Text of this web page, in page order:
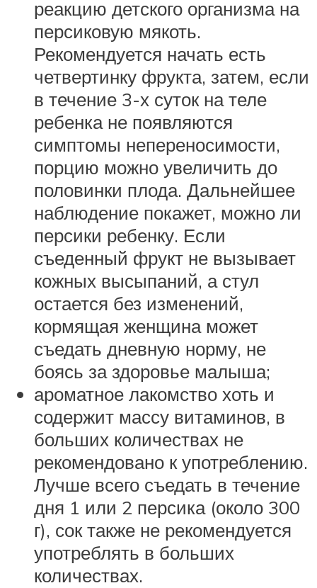
реакцию детского организма на
персиковую мякоть.
Рекомендуется начать есть
четвертинку фрукта, затем, если
в течение 3-х суток на теле
ребенка не появляются
симптомы непереносимости,
порцию можно увеличить до
половинки плода. Дальнейшее
наблюдение покажет, можно ли
персики ребенку. Если
съеденный фрукт не вызывает
кожных высыпаний, а стул
остается без изменений,
кормящая женщина может
съедать дневную норму, не
боясь за здоровье малыша;
ароматное лакомство хоть и
содержит массу витаминов, в
больших количествах не
рекомендовано к употреблению.
Лучше всего съедать в течение
дня 1 или 2 персика (около 300
г), сок также не рекомендуется
употреблять в больших
количествах.